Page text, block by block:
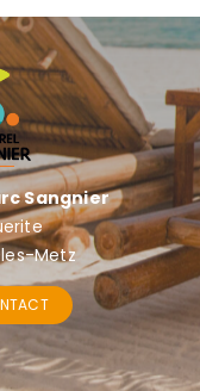
Sangnier
Metz